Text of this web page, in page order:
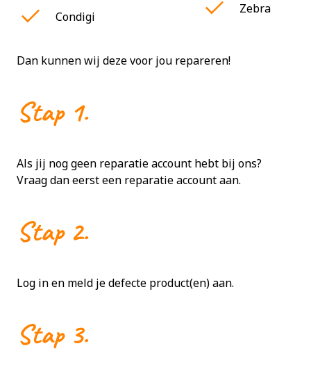
Condigi
Zebra
Dan kunnen wij deze voor jou repareren!
Stap 1.
Als jij nog geen reparatie account hebt bij ons?
Vraag dan eerst een reparatie account aan.
Stap 2.
Log inen meld je defecte product(en) aan.
Stap 3.